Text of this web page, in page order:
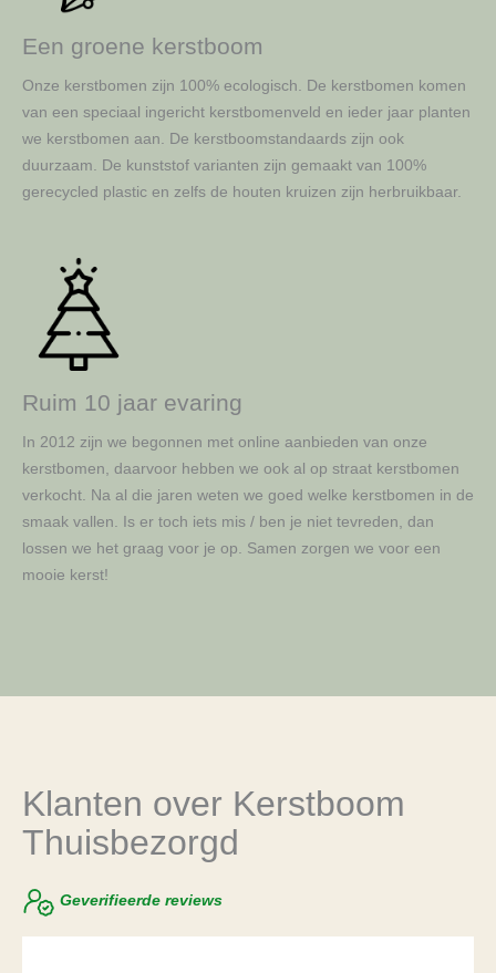
Een groene kerstboom
Onze kerstbomen zijn 100% ecologisch. De kerstbomen komen
van een speciaal ingericht kerstbomenveld en ieder jaar planten
we kerstbomen aan. De kerstboomstandaards zijn ook
duurzaam. De kunststof varianten zijn gemaakt van 100%
gerecycled plastic en zelfs de houten kruizen zijn herbruikbaar.
Ruim 10 jaar evaring
In 2012 zijn we begonnen met online aanbieden van onze
kerstbomen, daarvoor hebben we ook al op straat kerstbomen
verkocht. Na al die jaren weten we goed welke kerstbomen in de
smaak vallen. Is er toch iets mis / ben je niet tevreden, dan
lossen we het graag voor je op. Samen zorgen we voor een
mooie kerst!
Klanten over Kerstboom
Thuisbezorgd
Geverifieerde reviews